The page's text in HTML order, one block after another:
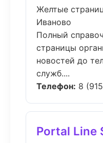
Желтые
Иваново
Полный
страницы
новостей до
служб....
Телефон: 8
Portal Line